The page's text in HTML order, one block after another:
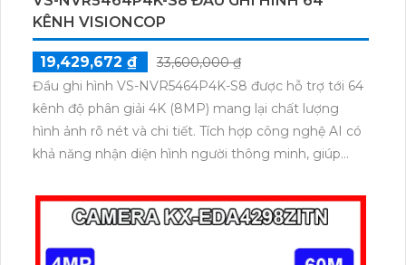
KÊNH VISIONCOP
19,429,672 ₫
33,600,000 ₫
Đầu ghi hình VS-NVR5464P4K-S8 được hỗ trợ tới 64
kênh độ phân giải 4K (8MP) mang lại chất lượng
hình ảnh rõ nét và chi tiết. Tích hợp công nghệ AI có
khả năng nhận diện hình người thông minh, giúp
cứng SATA dung lượng lên đến 16TB mỗi ổ. Đầu ghi
còn tương thích với chuẩn nén H.265 chuẩn ONVIF
đảm bảo dễ dàng kết nối.